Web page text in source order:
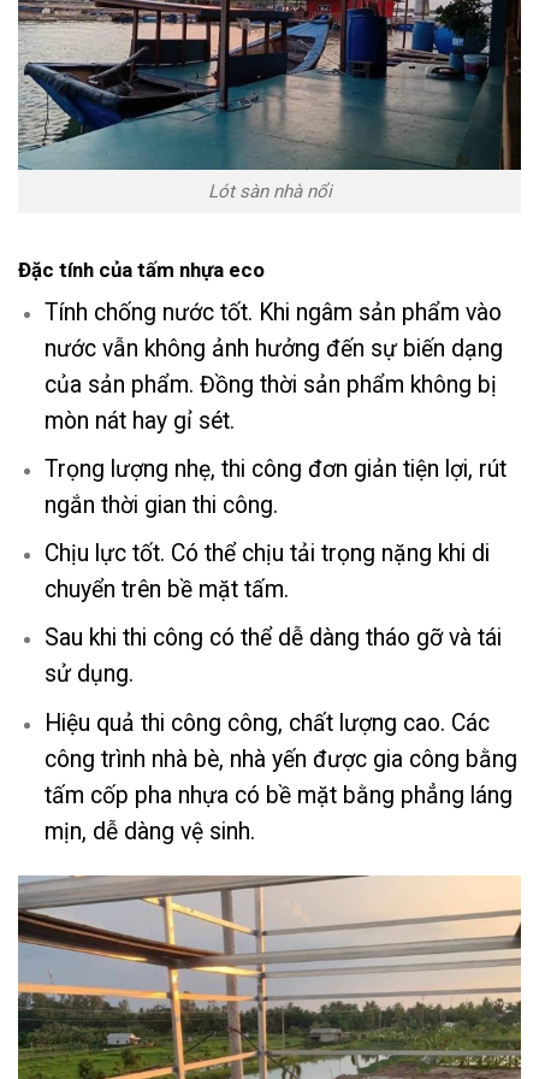
Lót sàn nhà nổi
Đặc tính của tấm nhựa eco
Tính chống nước tốt. Khi ngâm sản phẩm vào
nước vẫn không ảnh hưởng đến sự biến dạng
của sản phẩm. Đồng thời sản phẩm không bị
mòn nát hay gỉ sét.
Trọng lượng nhẹ, thi công đơn giản tiện lợi, rút
ngắn thời gian thi công.
Chịu lực tốt. Có thể chịu tải trọng nặng khi di
chuyển trên bề mặt tấm.
Sau khi thi công có thể dễ dàng tháo gỡ và tái
sử dụng.
Hiệu quả thi công công, chất lượng cao. Các
công trình nhà bè, nhà yến được gia công bằng
tấm cốp pha nhựa có bề mặt bằng phẳng láng
mịn, dễ dàng vệ sinh.